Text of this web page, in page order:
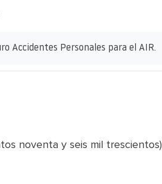
Accidentes Personales para el AIR.
noventa y seis mil trescientos)